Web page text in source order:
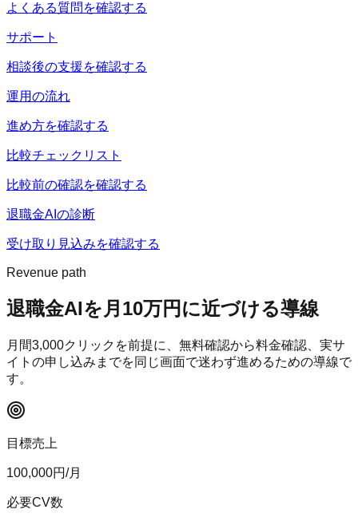
よくある質問を確認する
サポート
相談後の支援を確認する
運用の流れ
進め方を確認する
比較チェックリスト
比較前の確認を確認する
退職金AIの診断
受け取り見込みを確認する
Revenue path
退職金AIを月10万円に近づける導線
月間3,000クリックを前提に、無料確認から料金確認、実サ
イトの申し込みまでを同じ画面で迷わず進めるための導線で
す。
目標売上
100,000円/月
必要CV数